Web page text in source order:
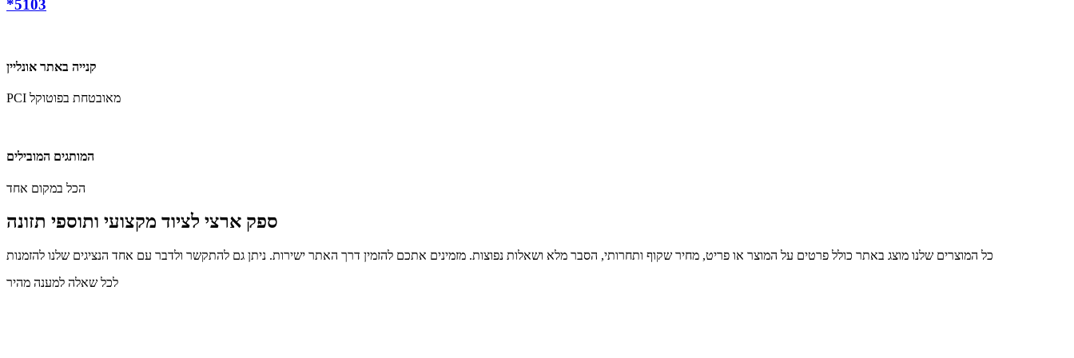
*5103
קנייה באתר אונליין
PCI מאובטחת בפוטוקל
המותגים המובילים
הכל במקום אחד
ספק ארצי לציוד מקצועי ותוספי תזונה
כל המוצרים שלנו מוצג באתר כולל פרטים על המוצר או פריט, מחיר שקוף ותחרותי, הסבר מלא ושאלות נפוצות. מזמינים אתכם להזמין דרך האתר ישירות. ניתן גם להתקשר ולדבר עם אחד הנציגים שלנו להזמנות
לכל שאלה למענה מהיר